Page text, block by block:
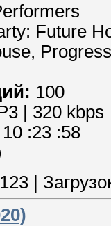
Future
100
| 320 kbps
10 :23 :58
123